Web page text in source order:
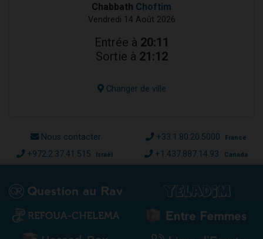
Chabbath Choftim
Vendredi 14 Août 2026
Entrée à 20:11
Sortie à 21:12
Changer de ville
Nous contacter +33.1.80.20.5000 France
+972.2.37.41.515 Israël +1.437.887.14.93 Canada